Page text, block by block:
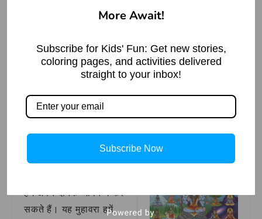
पीठ फेर ली है, जिससे सभी
वाक्य प्रयोग – जब उसके
दोस्तों ने उसे धोखा दिया, तो
पीठ फेर ली।
निष्कर्ष
‘पीठ फेर लेना’ एक महत्वपूर्ण
हम अपने दैनिक जीवन में कर
सकते हैं। यह मुहावरा हमें
How to Draw Fire
and easy Steps
Read More »
More Await!
Subscribe for Kids' Fun: Get new stories,
coloring pages, and activities delivered
straight to your inbox!
Subscribe Now